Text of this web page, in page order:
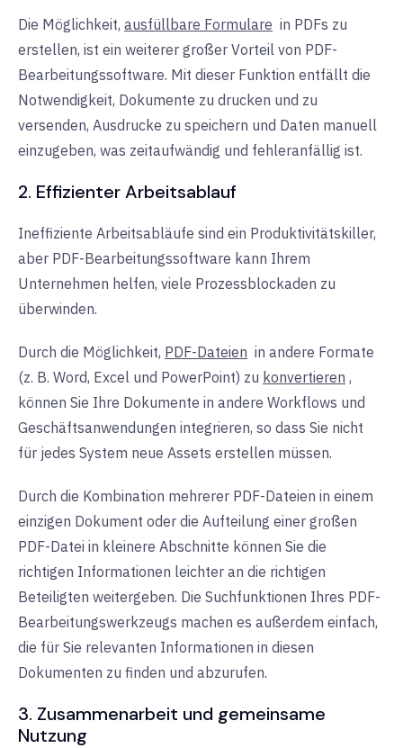
Die Möglichkeit, ausfüllbare Formulare in PDFs zu
erstellen, ist ein weiterer großer Vorteil von PDF-
Bearbeitungssoftware. Mit dieser Funktion entfällt die
Notwendigkeit, Dokumente zu drucken und zu
versenden, Ausdrucke zu speichern und Daten manuell
einzugeben, was zeitaufwändig und fehleranfällig ist.
2. Effizienter Arbeitsablauf
Ineffiziente Arbeitsabläufe sind ein Produktivitätskiller,
aber PDF-Bearbeitungssoftware kann Ihrem
Unternehmen helfen, viele Prozessblockaden zu
überwinden.
Durch die Möglichkeit, PDF-Dateien in andere Formate
(z. B. Word, Excel und PowerPoint) zu konvertieren ,
können Sie Ihre Dokumente in andere Workflows und
Geschäftsanwendungen integrieren, so dass Sie nicht
für jedes System neue Assets erstellen müssen.
Durch die Kombination mehrerer PDF-Dateien in einem
einzigen Dokument oder die Aufteilung einer großen
PDF-Datei in kleinere Abschnitte können Sie die
richtigen Informationen leichter an die richtigen
Beteiligten weitergeben. Die Suchfunktionen Ihres PDF-
Bearbeitungswerkzeugs machen es außerdem einfach,
die für Sie relevanten Informationen in diesen
Dokumenten zu finden und abzurufen.
3. Zusammenarbeit und gemeinsame
Nutzung